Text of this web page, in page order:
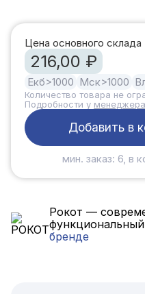
Цена основного склада
216,00 ₽
Екб>1000 Мск>1000
Количество товара не
Подробности у менеджера
Добавить в
мин. заказ: 6, в
Рокот —
бренде